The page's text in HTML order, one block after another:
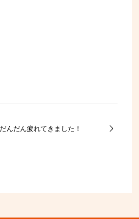
だんだん疲れてきました！